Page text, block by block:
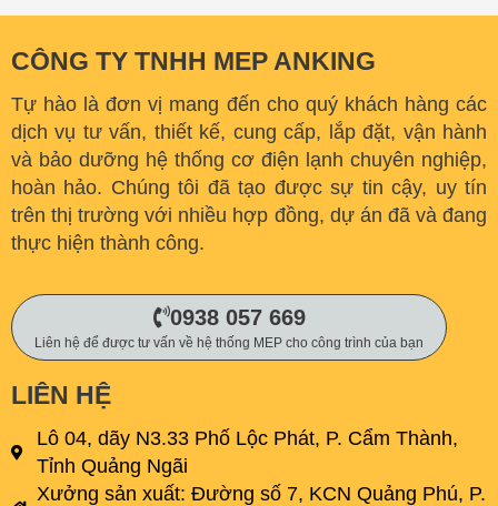
CÔNG TY TNHH MEP ANKING
Tự hào là đơn vị mang đến cho quý khách hàng các
dịch vụ tư vấn, thiết kế, cung cấp, lắp đặt, vận hành
và bảo dưỡng hệ thống cơ điện lạnh chuyên nghiệp,
hoàn hảo. Chúng tôi đã tạo được sự tin cậy, uy tín
trên thị trường với nhiều hợp đồng, dự án đã và đang
thực hiện thành công.
0938 057 669
Liên hệ để được tư vấn về hệ thống MEP cho công trình của bạn
LIÊN HỆ
Lô 04, dãy N3.33 Phố Lộc Phát, P. Cẩm Thành,
Tỉnh Quảng Ngãi
Xưởng sản xuất: Đường số 7, KCN Quảng Phú, P.